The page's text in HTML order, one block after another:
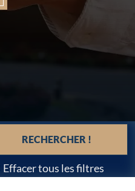
RECHERCHER !
Effacer tous les filtres